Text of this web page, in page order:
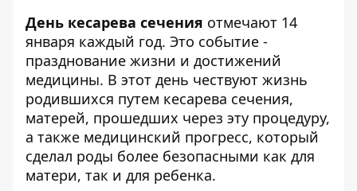
День кесарева сечения отмечают 14
января каждый год. Это событие -
празднование жизни и достижений
медицины. В этот день чествуют жизнь
родившихся путем кесарева сечения,
матерей, прошедших через эту процедуру,
а также медицинский прогресс, который
сделал роды более безопасными как для
матери, так и для ребенка.